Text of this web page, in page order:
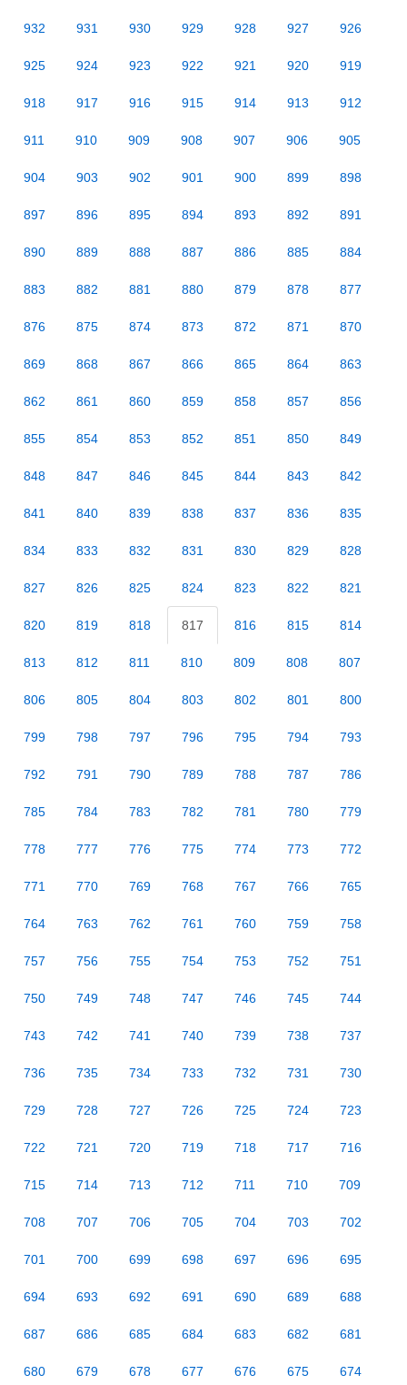
932 931 930 929 928 927 926
925 924 923 922 921 920 919
918 917 916 915 914 913 912
911 910 909 908 907 906 905
904 903 902 901 900 899 898
897 896 895 894 893 892 891
890 889 888 887 886 885 884
883 882 881 880 879 878 877
876 875 874 873 872 871 870
869 868 867 866 865 864 863
862 861 860 859 858 857 856
855 854 853 852 851 850 849
848 847 846 845 844 843 842
841 840 839 838 837 836 835
834 833 832 831 830 829 828
827 826 825 824 823 822 821
820 819 818 817 816 815 814
813 812 811 810 809 808 807
806 805 804 803 802 801 800
799 798 797 796 795 794 793
792 791 790 789 788 787 786
785 784 783 782 781 780 779
778 777 776 775 774 773 772
771 770 769 768 767 766 765
764 763 762 761 760 759 758
757 756 755 754 753 752 751
750 749 748 747 746 745 744
743 742 741 740 739 738 737
736 735 734 733 732 731 730
729 728 727 726 725 724 723
722 721 720 719 718 717 716
715 714 713 712 711 710 709
708 707 706 705 704 703 702
701 700 699 698 697 696 695
694 693 692 691 690 689 688
687 686 685 684 683 682 681
680 679 678 677 676 675 674